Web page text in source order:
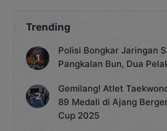
Trending
Polisi Bongkar Jaringan
Pangkalan Bun, Dua
Gemilang! Atlet
89 Medali di Ajang
Cup 2025